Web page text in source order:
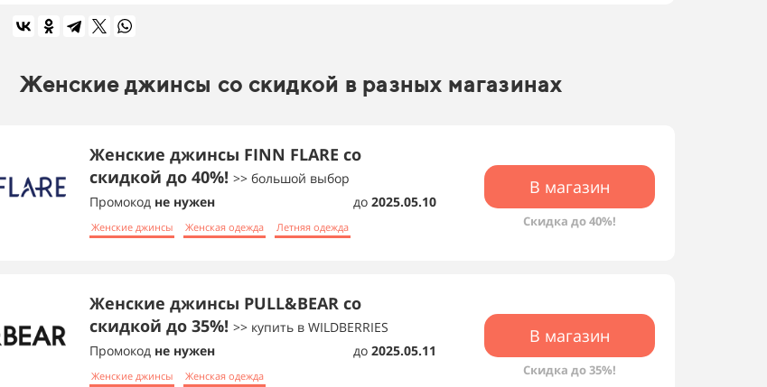
Женские джинсы со скидкой в разных магазинах
Женские джинсы FINN FLARE со
скидкой до 40%! >> большой выбор
Промокод не нужен до 2025.05.10
Женские джинсы Женская одежда Летняя одежда
В магазин
Скидка до 40%!
Женские джинсы PULL&BEAR со
скидкой до 35%! >> купить в WILDBERRIES
Промокод не нужен до 2025.05.11
Женские джинсы Женская одежда
В магазин
Скидка до 35%!